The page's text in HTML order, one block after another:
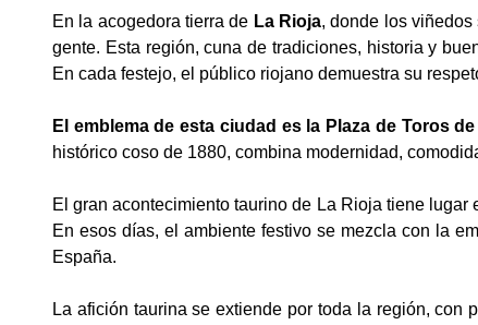
En la acogedora tierra de La Rioja, donde los viñedos
gente. Esta región, cuna de tradiciones, historia y
En cada festejo, el público riojano demuestra su
El emblema de esta ciudad es la Plaza de Toros
histórico coso de 1880, combina modernidad,
El gran acontecimiento taurino de La Rioja tiene lugar
En esos días, el ambiente festivo se mezcla con la
España.
La afición taurina se extiende por toda la región,